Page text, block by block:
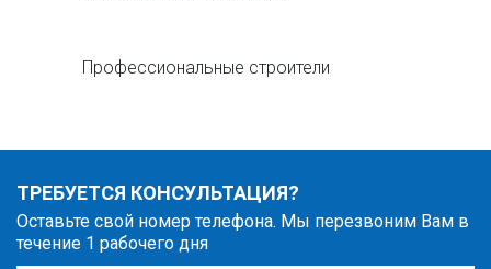
Профессиональные строители
ТРЕБУЕТСЯ КОНСУЛЬТАЦИЯ?
Оставьте свой номер телефона. Мы перезвоним Вам в
течение 1 рабочего дня